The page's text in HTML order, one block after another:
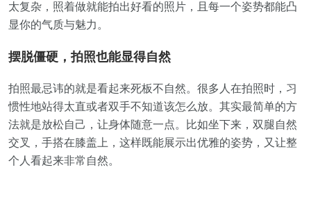
太复杂，照着做就能拍出好看的照片，且每一个姿势都能凸
显你的气质与魅力。
摆脱僵硬，拍照也能显得自然
拍照最忌讳的就是看起来死板不自然。很多人在拍照时，习
惯性地站得太直或者双手不知道该怎么放。其实最简单的方
法就是放松自己，让身体随意一点。比如坐下来，双腿自然
交叉，手搭在膝盖上，这样既能展示出优雅的姿势，又让整
个人看起来非常自然。